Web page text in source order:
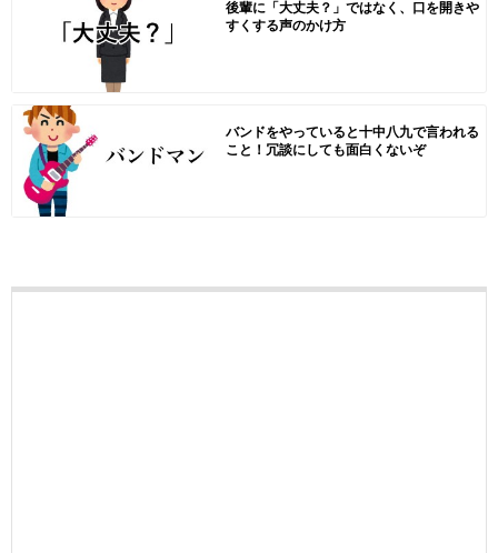
後輩に「大丈夫？」ではなく、口を開きや
すくする声のかけ方
バンドをやっていると十中八九で言われる
こと！冗談にしても面白くないぞ